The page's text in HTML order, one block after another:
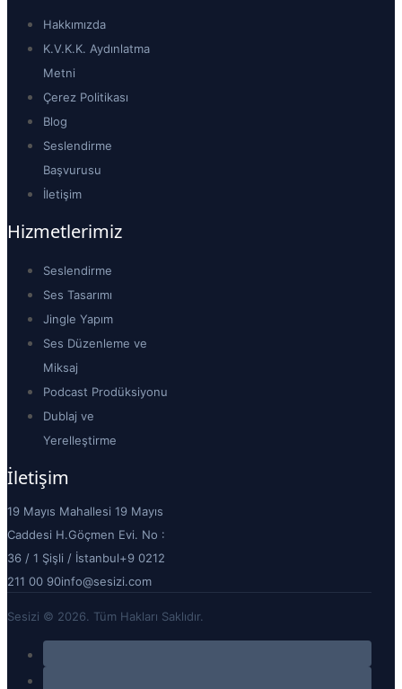
Hakkımızda
K.V.K.K. Aydınlatma
Metni
Çerez Politikası
Blog
Seslendirme
Başvurusu
İletişim
Hizmetlerimiz
Seslendirme
Ses Tasarımı
Jingle Yapım
Ses Düzenleme ve
Miksaj
Podcast Prodüksiyonu
Dublaj ve
Yerelleştirme
İletişim
19 Mayıs Mahallesi 19 Mayıs
Caddesi H.Göçmen Evi. No :
36 / 1 Şişli / İstanbul+9 0212
211 00 90info@sesizi.com
Sesizi © 2026. Tüm Hakları Saklıdır.